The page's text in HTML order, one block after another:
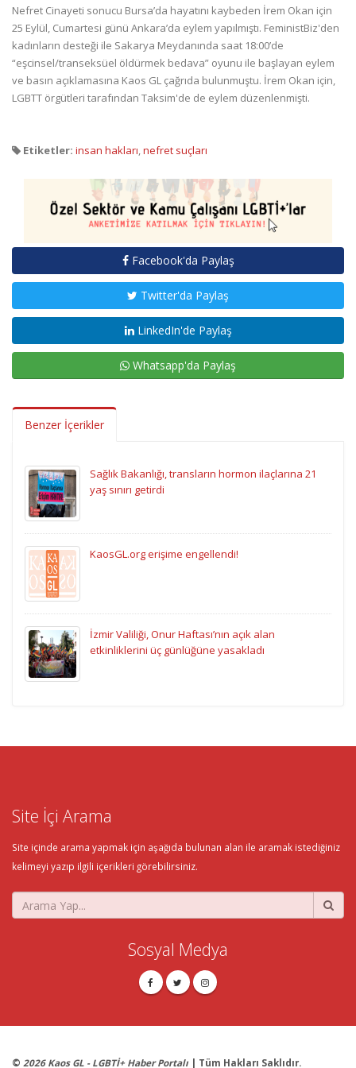
Nefret Cinayeti sonucu Bursa’da hayatını kaybeden İrem Okan için
25 Eylül, Cumartesi günü Ankara’da eylem yapılmıştı. FeministBiz'den
kadınların desteği ile Sakarya Meydanında saat 18:00’de
“eşcinsel/transeksüel öldürmek bedava” oyunu ile başlayan eylem
ve basın açıklamasına Kaos GL çağrıda bulunmuştu. İrem Okan için,
LGBTT örgütleri tarafından Taksim'de de eylem düzenlenmişti.
Etiketler: insan hakları,nefret suçları
Facebook'da Paylaş
Twitter'da Paylaş
LinkedIn'de Paylaş
Whatsapp'da Paylaş
Benzer İçerikler
Sağlık Bakanlığı, transların hormon ilaçlarına 21
yaş sınırı getirdi
KaosGL.org erişime engellendi!
İzmir Valiliği, Onur Haftası’nın açık alan
etkinliklerini üç günlüğüne yasakladı
Site İçi Arama
Site içinde arama yapmak için aşağıda bulunan alan ile aramak istediğiniz
kelimeyi yazıp ilgili içerikleri görebilirsiniz.
Sosyal Medya
© 2026 Kaos GL - LGBTİ+ Haber Portalı | Tüm Hakları Saklıdır.